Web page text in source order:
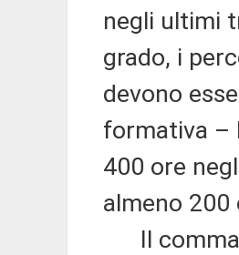
negli ultimi
grado, i
devono
formativa –
400 ore
almeno 200
Il comma